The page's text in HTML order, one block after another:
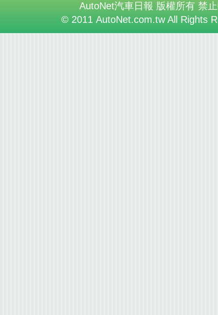
AutoNet汽車日報 版權所有 禁
© 2011 AutoNet.com.tw All Rights